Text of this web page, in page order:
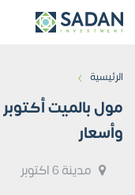
الرئيسية ›
وأسعار
مدينة 6 اكتوبر